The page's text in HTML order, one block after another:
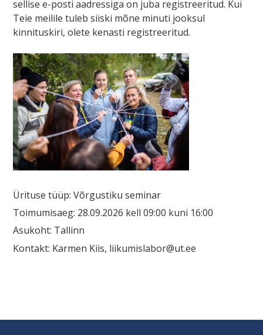
sellise e-posti aadressiga on juba registreeritud. Kui
Teie meilile tuleb siiski mõne minuti jooksul
kinnituskiri, olete kenasti registreeritud.
Ürituse tüüp: Võrgustiku seminar
Toimumisaeg: 28.09.2026 kell 09:00 kuni 16:00
Asukoht: Tallinn
Kontakt: Karmen Kiis, liikumislabor@ut.ee